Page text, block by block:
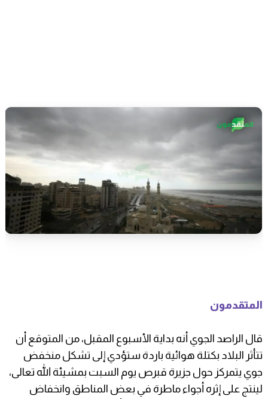
المتقدمون
قال الراصد الجوي أنه بداية الأسبوع المقبل، من المتوقع أن
تتأثر البلاد بكتلة هوائية باردة ستؤدي إلى تشكل منخفض
جوي يتمركز حول جزيرة قبرص يوم السبت بمشيئة الله تعالى،
لينتج على إثره أجواء ماطرة في بعض المناطق وانخفاض